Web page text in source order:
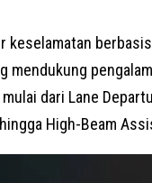
keselamatan
dari Lane
High-Beam